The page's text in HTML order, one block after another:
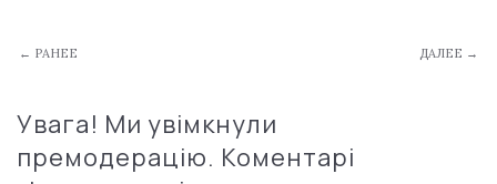
← РАНЕЕ ДАЛЕЕ →
Увага! Ми увімкнули
премодерацію. Коментарі